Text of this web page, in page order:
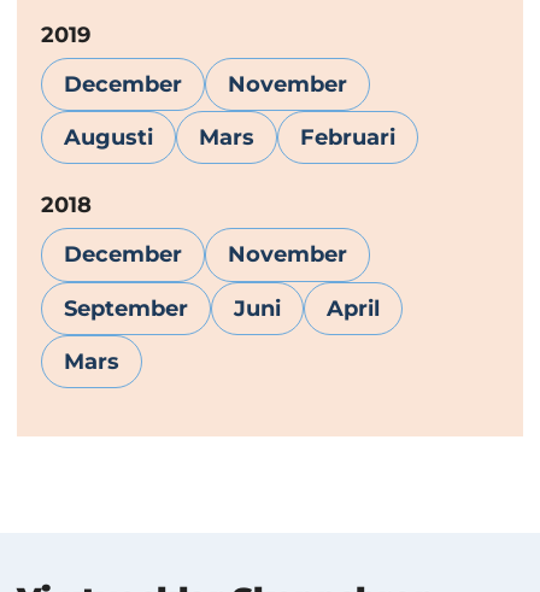
År:
2019
December
November
Augusti Mars Februari
År:
2018
December
November
September Juni April
Mars
Mer information